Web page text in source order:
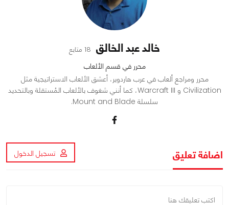
خالد عبد الخالق 18 متابع
محرر في قسم الألعاب
محرر ومراجع ألعاب في عرب هاردوير، أعشق الألعاب الاستراتيجية مثل
Civilization و Warcraft III، كما أنني شغوف بالألعاب المُستقلة وبالتحديد
سلسلة Mount and Blade.
اضافة تعليق تسجيل الدخول